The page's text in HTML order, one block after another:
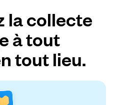
la collecte
à tout
tout lieu.